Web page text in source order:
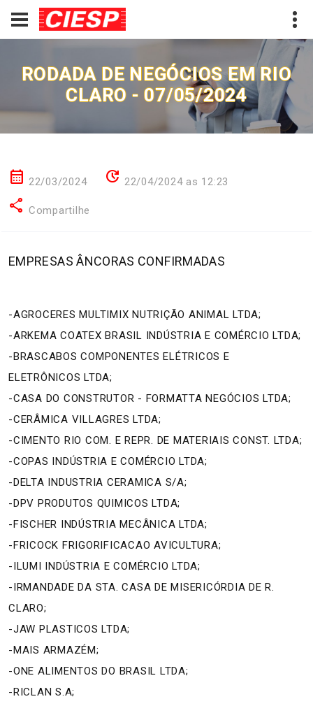
RODADA DE NEGÓCIOS EM RIO
CLARO - 07/05/2024
calendar_month 22/03/2024 update 22/04/2024 as 12:23
share Compartilhe
EMPRESAS ÂNCORAS CONFIRMADAS
-AGROCERES MULTIMIX NUTRIÇÃO ANIMAL LTDA;
-ARKEMA COATEX BRASIL INDÚSTRIA E COMÉRCIO LTDA;
-BRASCABOS COMPONENTES ELÉTRICOS E
ELETRÔNICOS LTDA;
-CASA DO CONSTRUTOR - FORMATTA NEGÓCIOS LTDA;
-CERÂMICA VILLAGRES LTDA;
-CIMENTO RIO COM. E REPR. DE MATERIAIS CONST. LTDA;
-COPAS INDÚSTRIA E COMÉRCIO LTDA;
-DELTA INDUSTRIA CERAMICA S/A;
-DPV PRODUTOS QUIMICOS LTDA;
-FISCHER INDÚSTRIA MECÂNICA LTDA;
-FRICOCK FRIGORIFICACAO AVICULTURA;
-ILUMI INDÚSTRIA E COMÉRCIO LTDA;
-IRMANDADE DA STA. CASA DE MISERICÓRDIA DE R.
CLARO;
-JAW PLASTICOS LTDA;
-MAIS ARMAZÉM;
-ONE ALIMENTOS DO BRASIL LTDA;
-RICLAN S.A;